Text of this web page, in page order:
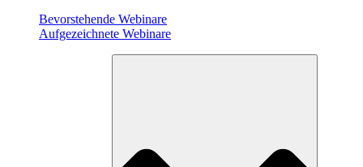
Bevorstehende Webinare
Aufgezeichnete Webinare